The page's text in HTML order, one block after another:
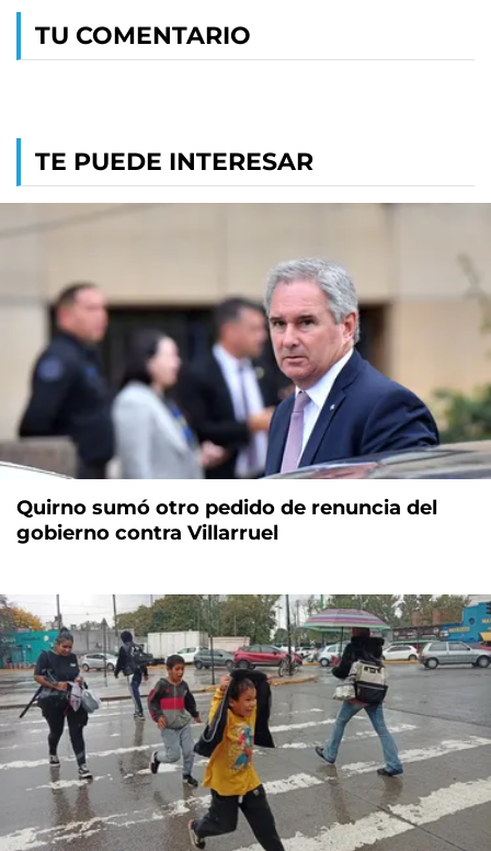
TU COMENTARIO
TE PUEDE INTERESAR
Quirno sumó otro pedido de renuncia del
gobierno contra Villarruel